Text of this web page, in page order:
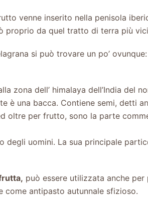
venne inserito nella penisola
proprio da quel tratto di terra più
si può trovare un po’
zona dell’ himalaya dell’India del
è una bacca. Contiene semi, detti
oltre per frutto, sono la parte
degli uomini. La sua principale
può essere utilizzata anche
come antipasto autunnale sfizioso.